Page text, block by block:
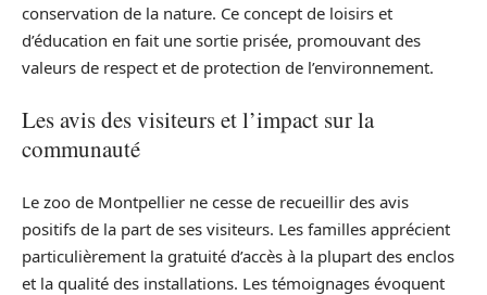
conservation de la nature. Ce concept de loisirs et
d’éducation en fait une sortie prisée, promouvant des
valeurs de respect et de protection de l’environnement.
Les avis des visiteurs et l’impact sur la
communauté
Le zoo de Montpellier ne cesse de recueillir des avis
positifs de la part de ses visiteurs. Les familles apprécient
particulièrement la gratuité d’accès à la plupart des enclos
et la qualité des installations. Les témoignages évoquent